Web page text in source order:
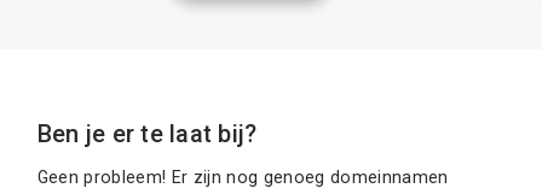
Ben je er te laat bij?
Geen probleem! Er zijn nog genoeg domeinnamen